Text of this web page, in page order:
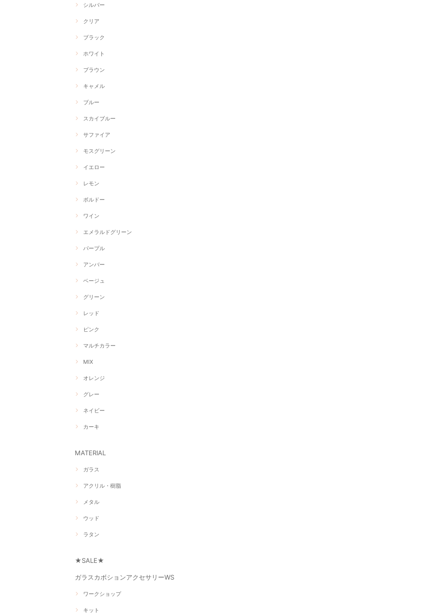
シルバー
クリア
ブラック
ホワイト
ブラウン
キャメル
ブルー
スカイブルー
サファイア
モスグリーン
イエロー
レモン
ボルドー
ワイン
エメラルドグリーン
パープル
アンバー
ベージュ
グリーン
レッド
ピンク
マルチカラー
MIX
オレンジ
グレー
ネイビー
カーキ
MATERIAL
ガラス
アクリル・樹脂
メタル
ウッド
ラタン
★SALE★
ガラスカボションアクセサリーWS
ワークショップ
キット